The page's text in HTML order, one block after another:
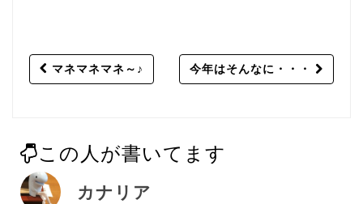
Post
マネマネマネ～♪ 今年はそんなに・・・
この人が書いてます
カナリア